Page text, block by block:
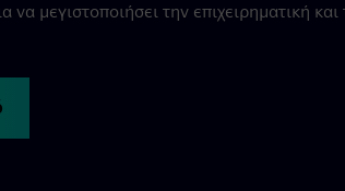
να μεγιστοποιήσει την επιχειρηματική και